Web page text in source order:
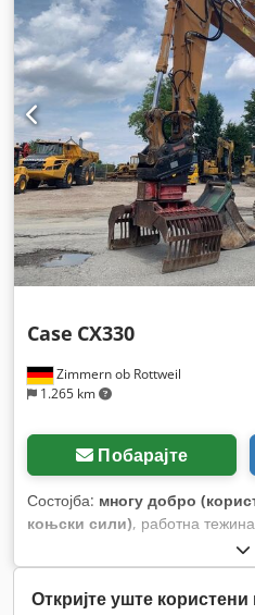
Zimmern ob Rottweil
1.265 km
Case CX330
Побарајте
Состојба: многу добро
коњски сили), работна
, Година
часови:9.139 h, Опрема:
Откријте уште